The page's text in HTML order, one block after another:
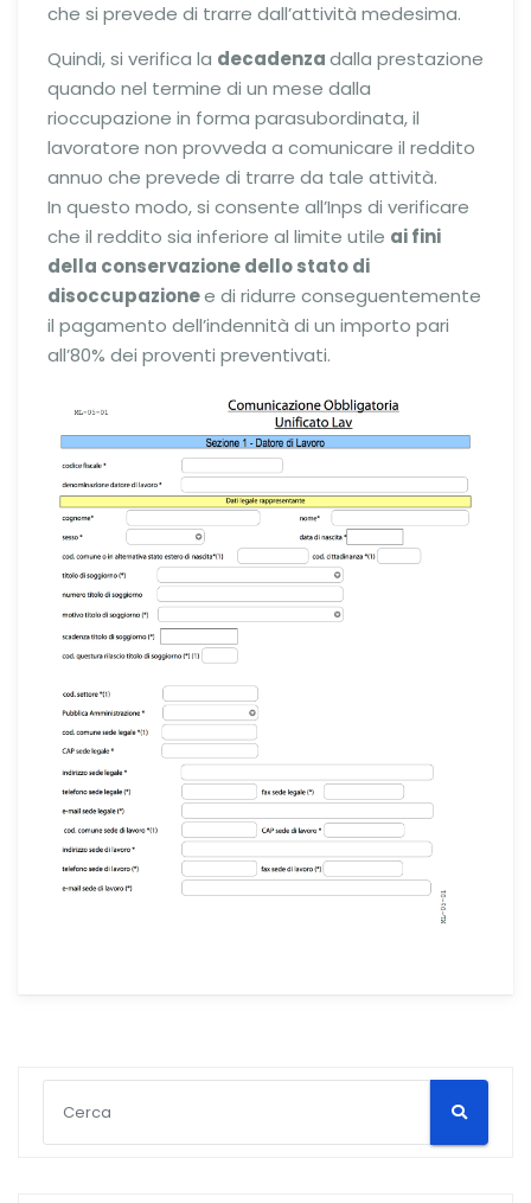
che si prevede di trarre dall’attività medesima.
Quindi, si verifica la decadenzadalla prestazione
quando nel termine di un mese dalla
rioccupazione in forma parasubordinata, il
lavoratore non provveda a comunicare il reddito
annuo che prevede di trarre da tale attività.
In questo modo, si consente all’Inps di verificare
che il reddito sia inferiore al limite utile ai fini
della conservazione dello stato di
disoccupazionee di ridurre conseguentemente
il pagamento dell’indennità di un importo pari
all’80% dei proventi preventivati.